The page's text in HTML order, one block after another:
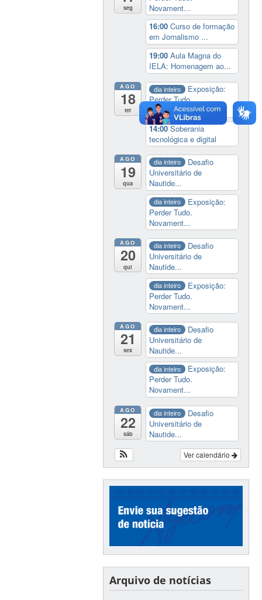
seg
Novament...
16:00Curso de formação
em Jornalismo ...
19:00Aula Magna do
IELA: Homenagem ao...
AGO
18
ter
dia inteiro
Exposição:
Perder Tudo.
Novament...
14:00Soberania
tecnológica e digital
AGO
19
qua
dia inteiro
Desafio
Universitário de
Nautide...
dia inteiro
Exposição:
Perder Tudo.
Novament...
AGO
20
qui
dia inteiro
Desafio
Universitário de
Nautide...
dia inteiro
Exposição:
Perder Tudo.
Novament...
AGO
21
sex
dia inteiro
Desafio
Universitário de
Nautide...
dia inteiro
Exposição:
Perder Tudo.
Novament...
AGO
22
sáb
dia inteiro
Desafio
Universitário de
Nautide...
Ver calendário
Arquivo de notícias